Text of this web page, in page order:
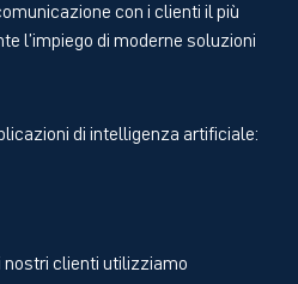
con i clienti il più
l’impiego di moderne soluzioni
di intelligenza artificiale:
nostri clienti utilizziamo